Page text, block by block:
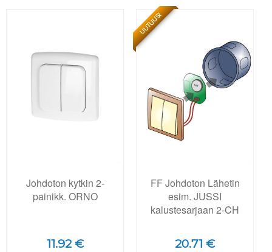
Johdoton kytkin 2-
painikk. ORNO
11.92 €
UUTUUS!
FF Johdoton Lähetin
esim. JUSSI
kalustesarjaan 2-CH
20.71 €